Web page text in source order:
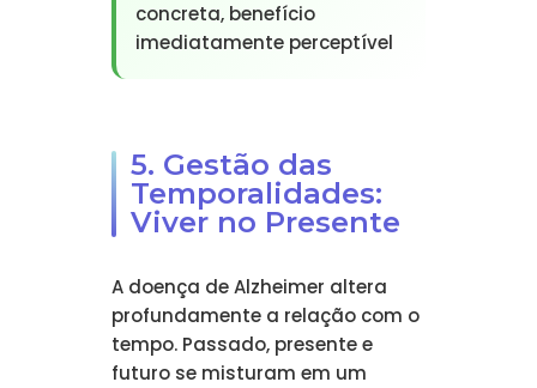
concreta, benefício
imediatamente perceptível
5. Gestão das
Temporalidades:
Viver no Presente
A doença de Alzheimer altera
profundamente a relação com o
tempo. Passado, presente e
futuro se misturam em um